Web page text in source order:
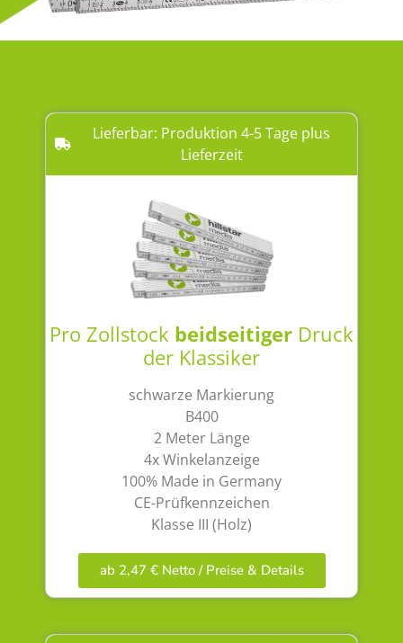
Lieferbar: Produktion 4-5 Tage plus
Lieferzeit
Pro Zollstock beidseitiger Druck
der Klassiker
schwarze Markierung
B400
2 Meter Länge
4x Winkelanzeige
100% Made in Germany
CE-Prüfkennzeichen
Klasse III (Holz)
ab 2,47 € Netto / Preise & Details